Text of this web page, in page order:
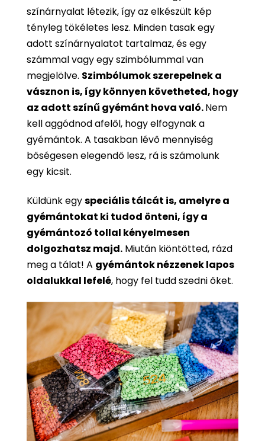
színárnyalat létezik, így az elkészült kép
tényleg tökéletes lesz. Minden tasak egy
adott színárnyalatot tartalmaz, és egy
számmal vagy egy szimbólummal van
megjelölve. Szimbólumok szerepelnek a
vásznon is, így könnyen követheted, hogy
az adott színű gyémánt hova való.Nem
kell aggódnod afelől, hogy elfogynak a
gyémántok. A tasakban lévő mennyiség
bőségesen elegendő lesz, rá is számolunk
egy kicsit.
Küldünk egyspeciális tálcát is, amelyre a
gyémántokat ki tudod önteni, így a
gyémántozó tollal kényelmesen
dolgozhatsz majd. Miután kiöntötted, rázd
meg a tálat! A gyémántok nézzenek lapos
oldalukkal lefelé, hogy fel tudd szedni őket.